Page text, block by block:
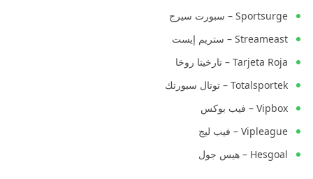
Sportsurge – سبورت سيرج
Streameast – ستريم إيست
Tarjeta Roja – تارخيتا روخا
Totalsportek – توتال سبورتك
Vipbox – فيب بوكس
Vipleague – فيب ليج
Hesgoal – هيس جول